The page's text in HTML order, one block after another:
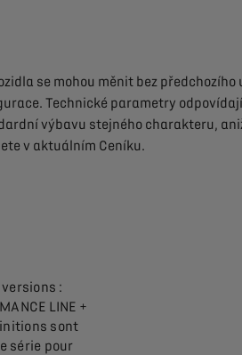
se mohou měnit bez předchozího
Technické parametry odpovídají
výbavu stejného charakteru,
v aktuálním Ceníku.
:
LINE +
sont
série pour